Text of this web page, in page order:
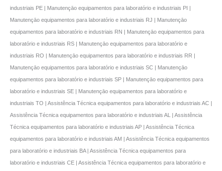
industriais PE | Manutençāo equipamentos para laboratório e industriais PI |
Manutençāo equipamentos para laboratório e industriais RJ | Manutençāo
equipamentos para laboratório e industriais RN | Manutençāo equipamentos para
laboratório e industriais RS | Manutençāo equipamentos para laboratório e
industriais RO | Manutençāo equipamentos para laboratório e industriais RR |
Manutençāo equipamentos para laboratório e industriais SC | Manutençāo
equipamentos para laboratório e industriais SP | Manutençāo equipamentos para
laboratório e industriais SE | Manutençāo equipamentos para laboratório e
industriais TO | Assistência Técnica equipamentos para laboratório e industriais AC |
Assistência Técnica equipamentos para laboratório e industriais AL | Assistência
Técnica equipamentos para laboratório e industriais AP | Assistência Técnica
equipamentos para laboratório e industriais AM | Assistência Técnica equipamentos
para laboratório e industriais BA | Assistência Técnica equipamentos para
laboratório e industriais CE | Assistência Técnica equipamentos para laboratório e